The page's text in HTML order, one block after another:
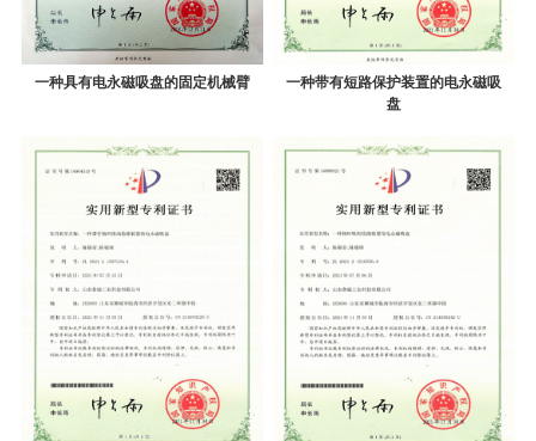
一种具有电永磁吸盘的固定机械臂
一种带有短路保护装置的电永磁吸
盘